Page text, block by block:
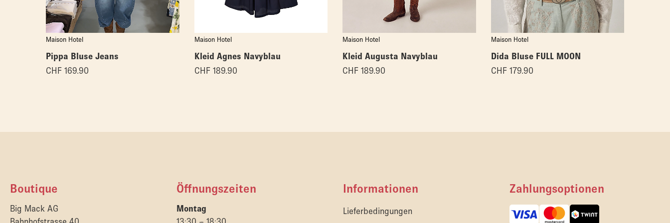
Maison Hotel
Pippa Bluse Jeans
CHF 169.90
Maison Hotel
Kleid Agnes Navyblau
CHF189.90
Maison Hotel
Kleid Augusta Navyblau
CHF 189.90
Maison Hotel
Dida Bluse FULL MOON
CHF179.90
Boutique
Big Mack AG
Öffnungszeiten
Montag
Informationen
Lieferbedingungen
Zahlungsoptionen